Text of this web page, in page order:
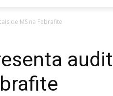
de MS na Febrafite